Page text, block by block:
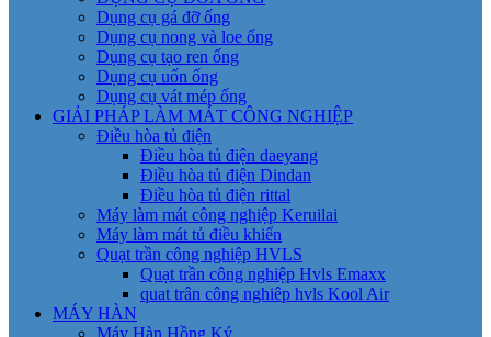
Dụng cụ gá đỡ ống
Dụng cụ nong và loe ống
Dụng cụ tạo ren ống
Dụng cụ uốn ống
Dụng cụ vát mép ống
GIẢI PHÁP LÀM MÁT CÔNG NGHIỆP
Điều hòa tủ điện
Điều hòa tủ điện daeyang
Điều hòa tủ điện Dindan
Điều hòa tủ điện rittal
Máy làm mát công nghiệp Keruilai
Máy làm mát tủ điều khiển
Quạt trần công nghiệp HVLS
Quạt trần công nghiệp Hvls Emaxx
quat trân công nghiêp hvls Kool Air
MÁY HÀN
Máy Hàn Hồng Ký